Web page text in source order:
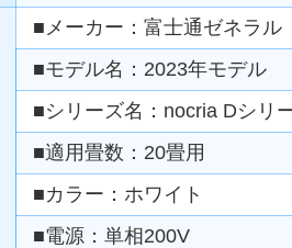
■メーカー：富士通ゼネラル
■モデル名：2023年モデル
■シリーズ名：nocria Dシリ
■適用畳数：20畳用
■カラー：ホワイト
■電源：単相200V